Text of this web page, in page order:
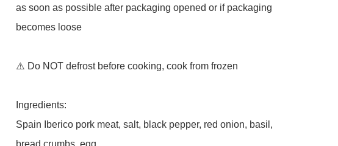
as soon as possible after packaging opened or if packaging
becomes loose
⚠️ Do NOT defrost before cooking, cook from frozen
Ingredients:
Spain Iberico pork meat, salt, black pepper, red onion, basil,
bread crumbs, egg